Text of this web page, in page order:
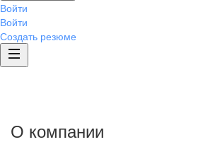
Войти
Войти
Создать резюме
О компании